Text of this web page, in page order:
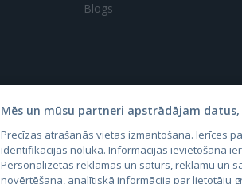
Blogs
Skelbiu.lt
Autoplius.lt
Aruodas.lt
CVbankas.lt
Mēs un mūsu partneri apstrādājam
Precīzas atrašanās vietas izmantošana. Ierīces
identifikācijas nolūkā. Informācijas ievietošana
Personalizētas reklāmas un saturs, reklāmu un
novērtēšana, analītiskā informācija par lietotāju